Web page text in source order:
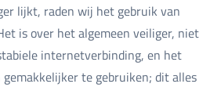
lijkt, raden wij het gebruik van
is over het algemeen veiliger, niet
internetverbinding, en het
te gebruiken; dit alles